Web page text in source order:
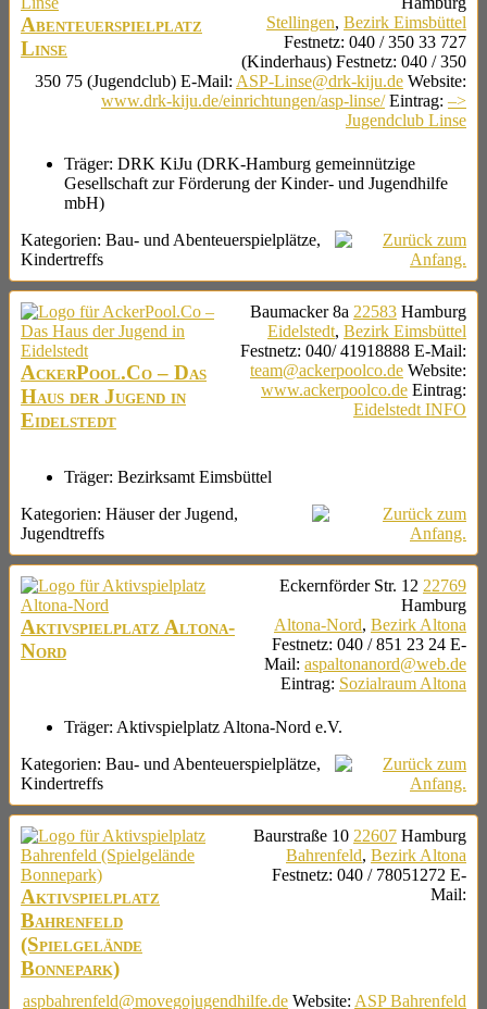
Abenteuerspielplatz
Linse
Stellingen, Bezirk Eimsbüttel
Festnetz: 040 / 350 33 727
(Kinderhaus) Festnetz: 040 / 350
350 75 (Jugendclub) E-Mail: ASP-Linse@drk-kiju.de Website:
www.drk-kiju.de/einrichtungen/asp-linse/ Eintrag: –>
Jugendclub Linse
Träger: DRK KiJu (DRK-Hamburg gemeinnützige
Gesellschaft zur Förderung der Kinder- und Jugendhilfe
mbH)
Kategorien: Bau- und Abenteuerspielplätze,
Kindertreffs
AckerPool.Co – Das
Haus der Jugend in
Eidelstedt
Baumacker 8a 22583 Hamburg
Eidelstedt, Bezirk Eimsbüttel
Festnetz: 040/ 41918888 E-Mail:
team@ackerpoolco.de Website:
www.ackerpoolco.de Eintrag:
Eidelstedt INFO
Träger: Bezirksamt Eimsbüttel
Kategorien: Häuser der Jugend,
Jugendtreffs
Aktivspielplatz Altona-
Nord
Eckernförder Str. 12 22769
Hamburg
Altona-Nord, Bezirk Altona
Festnetz: 040 / 851 23 24 E-
Mail: aspaltonanord@web.de
Eintrag: Sozialraum Altona
Träger: Aktivspielplatz Altona-Nord e.V.
Kategorien: Bau- und Abenteuerspielplätze,
Kindertreffs
Aktivspielplatz
Bahrenfeld
(Spielgelände
Bonnepark)
Baurstraße 10 22607 Hamburg
Bahrenfeld, Bezirk Altona
Festnetz: 040 / 78051272 E-
Mail:
aspbahrenfeld@movegojugendhilfe.de Website: ASP Bahrenfeld